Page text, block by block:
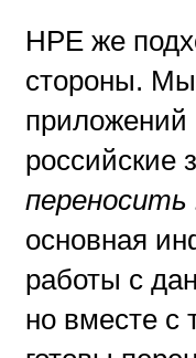
HPE же
стороны. Мы
приложений
российские
переносить
основная
работы с
но вместе с